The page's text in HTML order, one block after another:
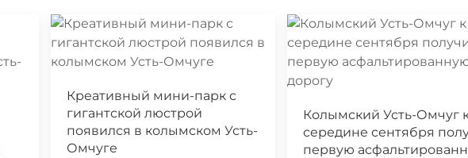
Креативный мини-парк с
гигантской люстрой
появился в колымском Усть-
Омчуге
Колымский Усть-Омчуг
середине сентября
первую